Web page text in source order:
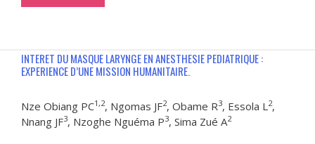
INTERET DU MASQUE LARYNGE EN ANESTHESIE PEDIATRIQUE :
EXPERIENCE D’UNE MISSION HUMANITAIRE.
Nze Obiang PC1,2, Ngomas JF2, Obame R3, Essola L2,
Nnang JF3, Nzoghe Nguéma P3, Sima Zué A2